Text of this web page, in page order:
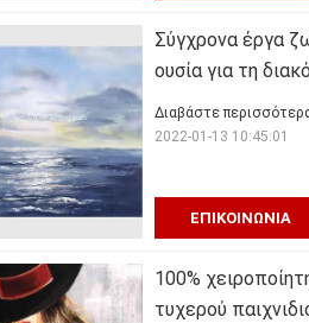
Σύγχρονα έργα
ουσία για τη
ΕΠΙΚΟΙΝΩΝΊΑ
Διαβάστε
2022-01-13 10:45:01
100%
τυχερού